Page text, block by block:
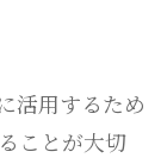
活用するため
ことが大切